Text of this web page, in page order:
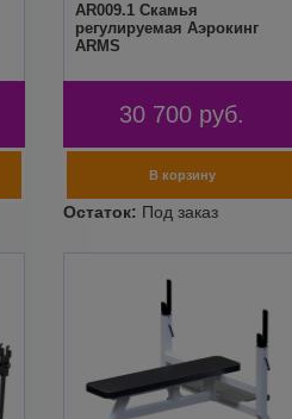
AR009.1 Скамья
регулируемая Аэрокинг
ARMS
30 700 руб.